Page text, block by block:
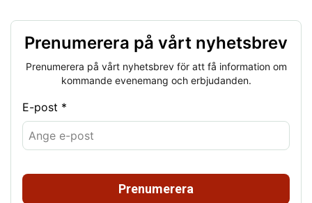
Prenumerera på vårt nyhetsbrev
Prenumerera på vårt nyhetsbrev för att få information om
kommande evenemang och erbjudanden.
E-post *
Prenumerera